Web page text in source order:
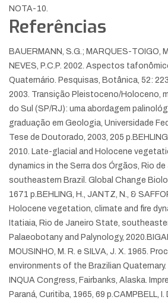
NOTA-10.
Referências
BAUERMANN, S.G.; MARQUES-TOIGO,
NEVES, P.C.P. 2002. Aspectos
Quaternário. Pesquisas, Botânica, 52:
2003. Transição Pleistoceno/Holoceno,
do Sul (SP/RJ): uma abordagem
graduação em Geologia, Universidade
Tese de Doutorado, 2003, 205 p.
2010. Late-glacial and Holocene
dynamics in the Serra dos Órgãos, Rio de
southeastern Brazil. Global Change
1671 p. BEHLING, H., JANTZ, N., &
Holocene vegetation, climate and fire
Itatiaia, Rio de Janeiro State,
Palaeobotany and Palynology, 2020.
MOUSINHO, M. R. e SILVA, J. X. 1965.
environments of the Brazilian Quaternary.
INQUA Congress, Fairbanks, Alaska.
Paraná, Curitiba, 1965, 69 p. CAMPBELL,